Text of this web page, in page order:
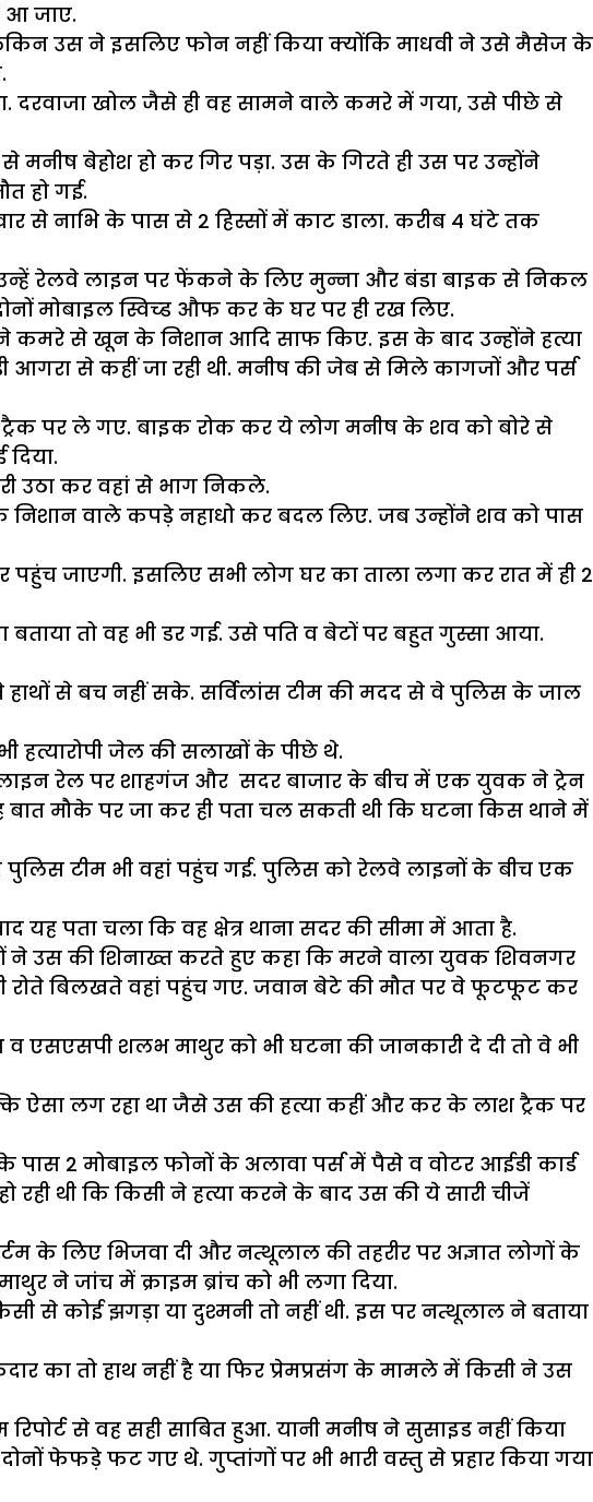
आ जाए.
उस ने इसलिए फोन नहीं किया क्योंकि माधवी ने उसे मैसेज के
दरवाजा खोल जैसे ही वह सामने वाले कमरे में गया, उसे पीछे से
मनीष बेहोश हो कर गिर पड़ा. उस के गिरते ही उस पर उन्होंने
हो गई.
नाभि के पास से 2 हिस्सों में काट डाला. करीब 4 घंटे तक
उन्हें रेलवे लाइन पर फेंकने के लिए मुन्ना और बंडा बाइक से निकल
मोबाइल स्विच्ड औफ कर के घर पर ही रख लिए.
से खून के निशान आदि साफ किए. इस के बाद उन्होंने हत्या
आगरा से कहीं जा रही थी. मनीष की जेब से मिले कागजों और पर्स
पर ले गए. बाइक रोक कर ये लोग मनीष के शव को बोरे से
उठा कर वहां से भाग निकले.
वाले कपड़े नहाधो कर बदल लिए. जब उन्होंने शव को पास
जाएगी. इसलिए सभी लोग घर का ताला लगा कर रात में ही 2
तो वह भी डर गई. उसे पति व बेटों पर बहुत गुस्सा आया.
से बच नहीं सके. सर्विलांस टीम की मदद से वे पुलिस के जाल
हत्यारोपी जेल की सलाखों के पीछे थे.
रेल पर शाहगंज और सदर बाजार के बीच में एक युवक ने ट्रेन
मौके पर जा कर ही पता चल सकती थी कि घटना किस थाने में
टीम भी वहां पहुंच गई. पुलिस को रेलवे लाइनों के बीच एक
पता चला कि वह क्षेत्र थाना सदर की सीमा में आता है.
ने उस की शिनाख्त करते हुए कहा कि मरने वाला युवक शिवनगर
रोते बिलखते वहां पहुंच गए. जवान बेटे की मौत पर वे फूटफूट कर
व एसएसपी शलभ माथुर को भी घटना की जानकारी दे दी तो वे भी
ऐसा लग रहा था जैसे उस की हत्या कहीं और कर के लाश ट्रैक पर
2 मोबाइल फोनों के अलावा पर्स में पैसे व वोटर आईडी कार्ड
रही थी कि किसी ने हत्या करने के बाद उस की ये सारी चीजें
के लिए भिजवा दी और नत्थूलाल की तहरीर पर अज्ञात लोगों के
ने जांच में क्राइम ब्रांच को भी लगा दिया.
से कोई झगड़ा या दुश्मनी तो नहीं थी. इस पर नत्थूलाल ने बताया
का तो हाथ नहीं है या फिर प्रेमप्रसंग के मामले में किसी ने उस
से वह सही साबित हुआ. यानी मनीष ने सुसाइड नहीं किया
फेफड़े फट गए थे. गुप्तांगों पर भी भारी वस्तु से प्रहार किया गया